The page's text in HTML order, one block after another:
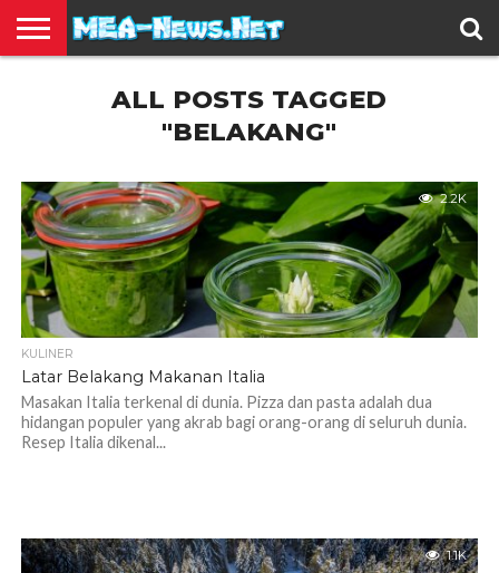
INSPIRASI
KESEHATAN
OTOMOTIFALL POSTS TAGGED
"BELAKANG"
2.2K
KULINER
Latar Belakang Makanan Italia
Masakan Italia terkenal di dunia. Pizza dan pasta adalah dua
hidangan populer yang akrab bagi orang-orang di seluruh dunia.
Resep Italia dikenal...
1.1K